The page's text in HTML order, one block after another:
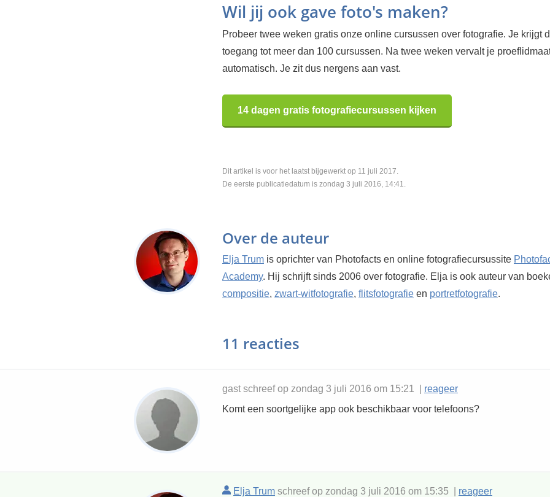
Wil jij ook gave foto's maken?
Probeer twee weken gratis onze online cursussen over fotografie. Je krijgt
toegang tot meer dan 100 cursussen. Na twee weken vervalt je
automatisch. Je zit dus nergens aan vast.
14 dagen gratis fotografiecursussen kijken
Dit artikel is voor het laatst bijgewerkt op 11 juli 2017.
De eerste publicatiedatum is zondag 3 juli 2016, 14:41.
Over de auteur
Elja Trum is oprichter van Photofacts en online fotografiecursussite
Academy. Hij schrijft sinds 2006 over fotografie. Elja is ook auteur van
compositie, zwart-witfotografie, flitsfotografie en portretfotografie.
11 reacties
gast schreef op zondag 3 juli 2016 om 15:21 | reageer
Komt een soortgelijke app ook beschikbaar voor telefoons?
Elja Trum schreef op zondag 3 juli 2016 om 15:35 | reageer